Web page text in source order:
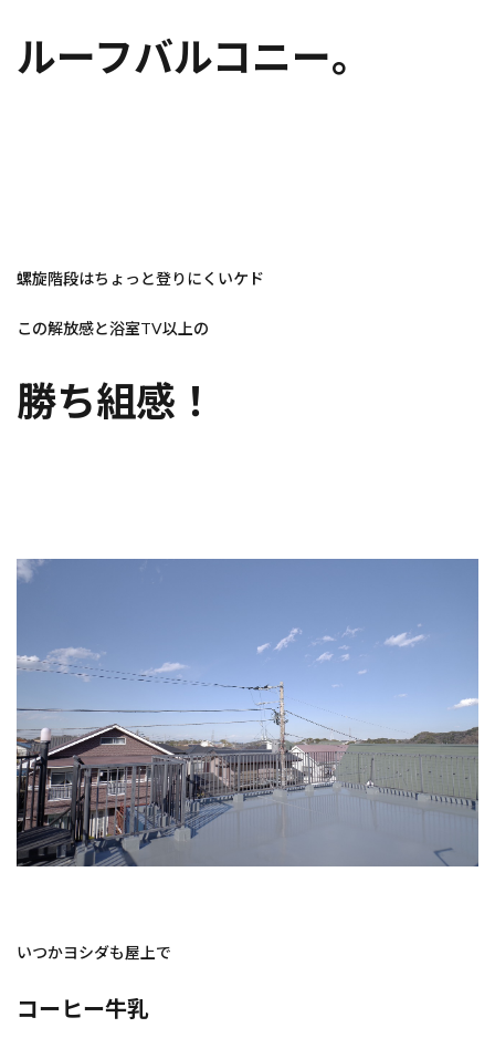
ルーフバルコニー。
螺旋階段はちょっと登りにくいケド
この解放感と浴室TV以上の
勝ち組感！
いつかヨシダも屋上で
コーヒー牛乳